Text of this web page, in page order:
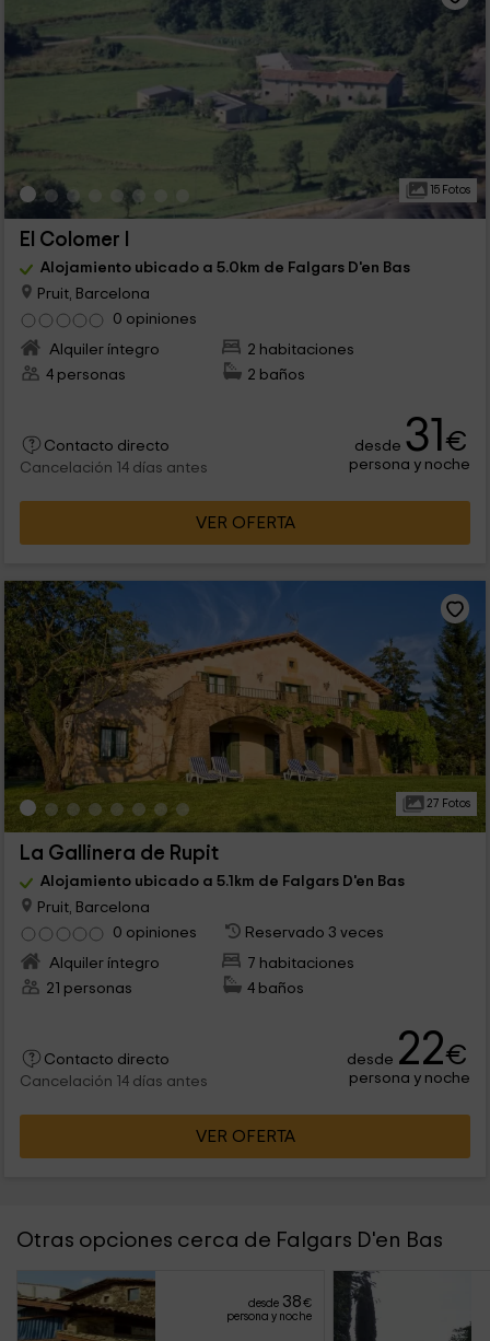
15 Fotos
El Colomer I
Alojamiento ubicado a 5.0km de Falgars D'en Bas
Pruit, Barcelona
0 opiniones
Alquiler íntegro
2 habitaciones
4 personas
2 baños
Contacto directo
Cancelación 14 días antes
desde 31€
persona y noche
VER OFERTA
27 Fotos
La Gallinera de Rupit
Alojamiento ubicado a 5.1km de Falgars D'en Bas
Pruit, Barcelona
0 opiniones
Reservado 3 veces
Alquiler íntegro
7 habitaciones
21 personas
4 baños
Contacto directo
Cancelación 14 días antes
desde 22€
persona y noche
VER OFERTA
Otras opciones cerca de Falgars D'en Bas
desde 38€
persona y noche